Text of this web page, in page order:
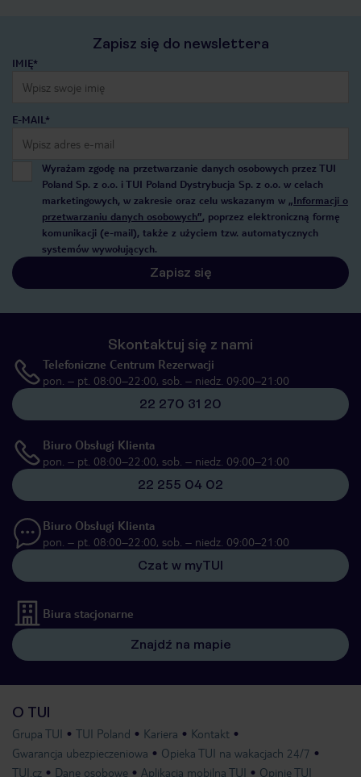
Zapisz się do newslettera
IMIĘ*
E-MAIL*
Wyrażam zgodę na przetwarzanie danych osobowych przez TUI
Poland Sp. z o.o. i TUI Poland Dystrybucja Sp. z o.o. w celach
marketingowych, w zakresie oraz celu wskazanym w „Informacji o
przetwarzaniu danych osobowych”, poprzez elektroniczną formę
komunikacji (e-mail), także z użyciem tzw. automatycznych
systemów wywołujących.
Zapisz się
Skontaktuj się z nami
Telefoniczne Centrum Rezerwacji
pon. – pt. 08:00–22:00, sob. – niedz. 09:00–21:00
22 270 31 20
Biuro Obsługi Klienta
pon. – pt. 08:00–22:00, sob. – niedz. 09:00–21:00
22 255 04 02
Biuro Obsługi Klienta
pon. – pt. 08:00–22:00, sob. – niedz. 09:00–21:00
Czat w myTUI
Biura stacjonarne
Znajdź na mapie
O TUI
Grupa TUI TUI Poland Kariera
Kontakt
Gwarancja ubezpieczeniowa
Opieka TUI na wakacjach 24/7
TUI.cz
Dane osobowe Aplikacja mobilna TUI Opinie TUI